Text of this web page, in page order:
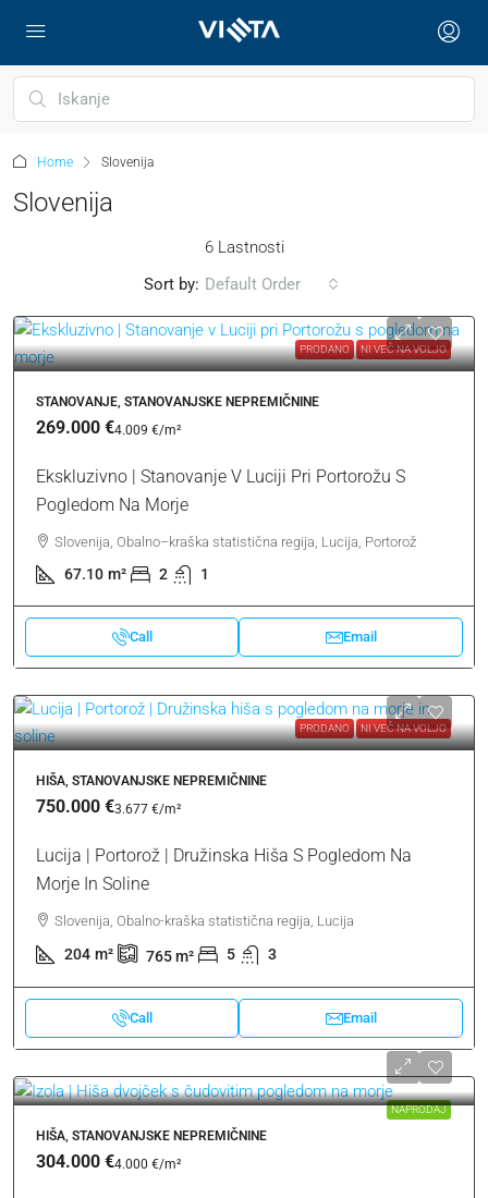
Home Slovenija
Slovenija
6 Lastnosti
Sort by: Default Order
PRODANO NI VEČ NA VOLJO
STANOVANJE, STANOVANJSKE NEPREMIČNINE
269.000 €4.009 €/m²
Ekskluzivno | Stanovanje V Luciji Pri Portorožu S
Pogledom Na Morje
Slovenija, Obalno–kraška statistična regija, Lucija, Portorož
67.10 m² 2 1
Call Email
PRODANO NI VEČ NA VOLJO
HIŠA, STANOVANJSKE NEPREMIČNINE
750.000 €3.677 €/m²
Lucija | Portorož | Družinska Hiša S Pogledom Na
Morje In Soline
Slovenija, Obalno-kraška statistična regija, Lucija
204 m² 765m² 5 3
Call Email
NAPRODAJ
HIŠA, STANOVANJSKE NEPREMIČNINE
304.000 €4.000 €/m²